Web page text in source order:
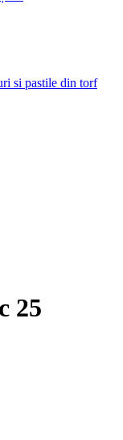
si pastile din torf
25